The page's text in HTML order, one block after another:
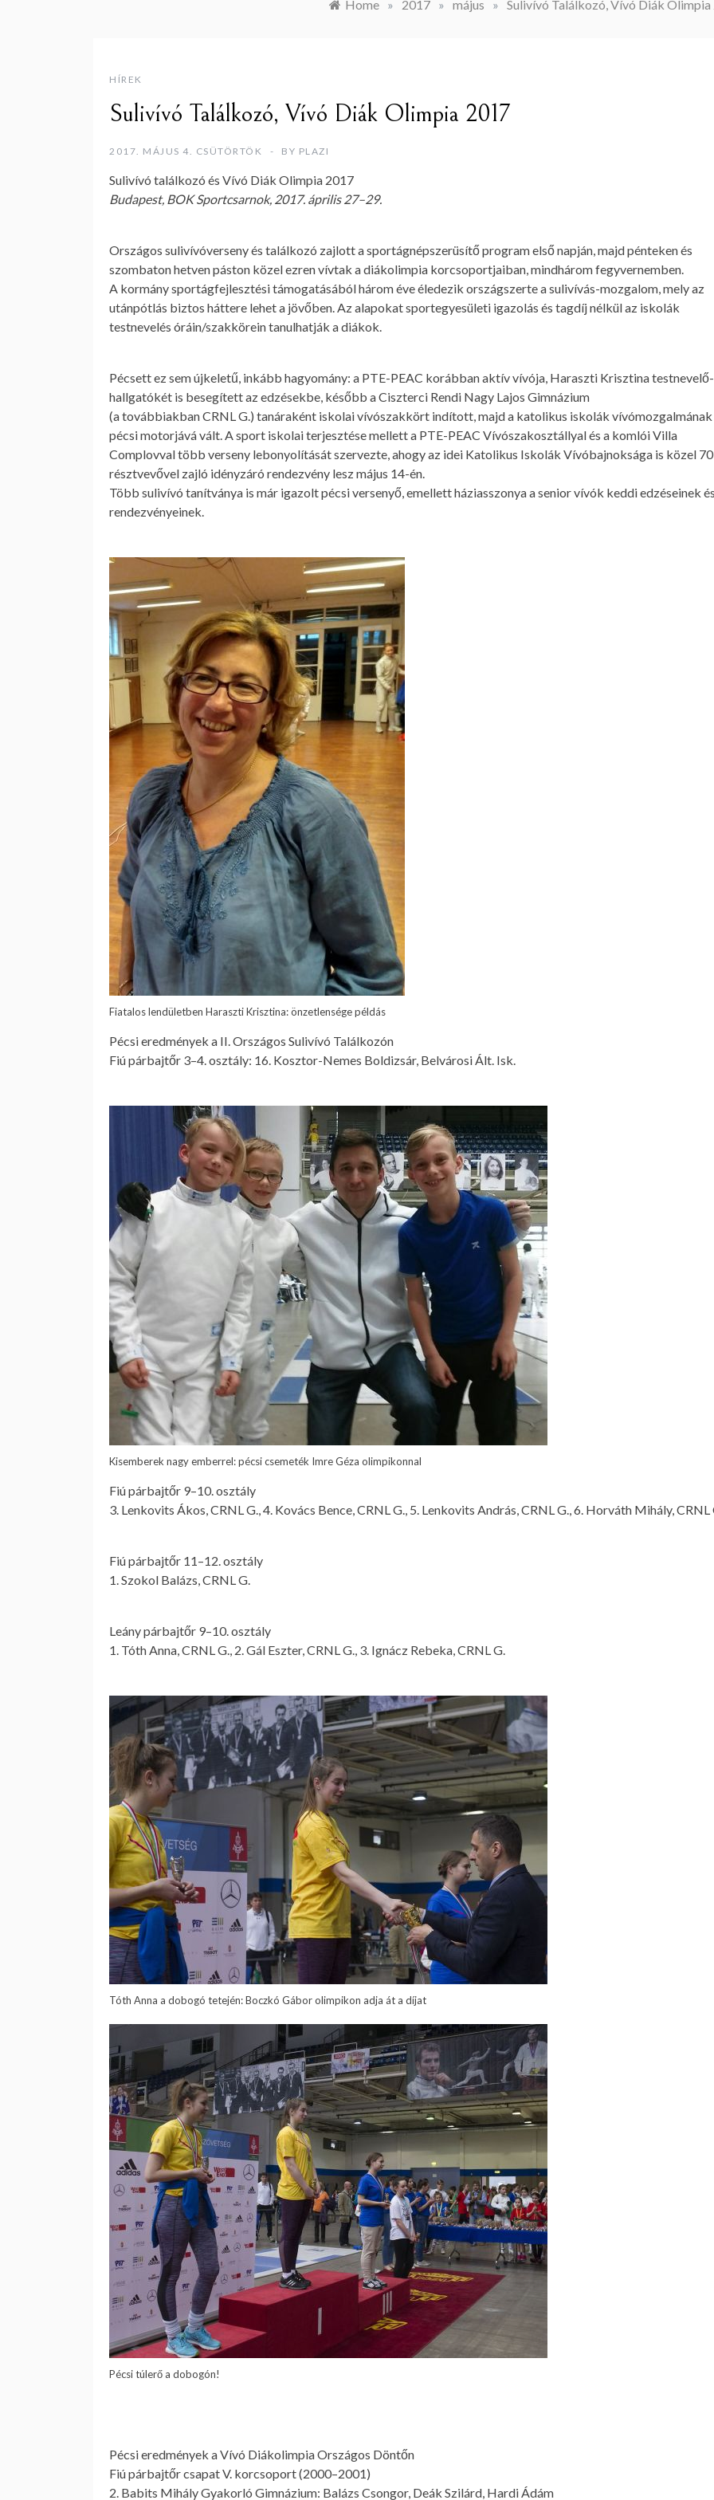
Home » 2017 » május » Sulivívó Találkozó, Vívó Diák Olimpia
HÍREK
Sulivívó Találkozó, Vívó Diák Olimpia 2017
2017. MÁJUS 4. CSÜTÖRTÖK BY PLAZI
Sulivívó találkozó és Vívó Diák Olimpia 2017
Budapest, BOK Sportcsarnok, 2017. április 27–29.
Országos sulivívóverseny és találkozó zajlott a sportágnépszerüsítő program első napján, majd pénteken és
szombaton hetven páston közel ezren vívtak a diákolimpia korcsoportjaiban, mindhárom fegyvernemben.
A kormány sportágfejlesztési támogatásából három éve éledezik országszerte a sulivívás-mozgalom, mely az
utánpótlás biztos háttere lehet a jövőben. Az alapokat sportegyesületi igazolás és tagdíj nélkül az iskolák
testnevelés óráin/szakkörein tanulhatják a diákok.
Pécsett ez sem újkeletű, inkább hagyomány: a PTE-PEAC korábban aktív vívója, Haraszti Krisztina testnevelő-
hallgatókét is besegített az edzésekbe, később a Ciszterci Rendi Nagy Lajos Gimnázium
(a továbbiakban CRNL G.) tanáraként iskolai vívószakkört indított, majd a katolikus iskolák vívómozgalmának
pécsi motorjává vált. A sport iskolai terjesztése mellett a PTE-PEAC Vívószakosztállyal és a komlói Villa
Complovval több verseny lebonyolítását szervezte, ahogy az idei Katolikus Iskolák Vívóbajnoksága is közel 70
résztvevővel zajló idényzáró rendezvény lesz május 14-én.
Több sulivívó tanítványa is már igazolt pécsi versenyő, emellett háziasszonya a senior vívók keddi edzéseinek
rendezvényeinek.
Fiatalos lendületben Haraszti Krisztina: önzetlensége példás
Pécsi eredmények a II. Országos Sulivívó Találkozón
Fiú párbajtőr 3–4. osztály: 16. Kosztor-Nemes Boldizsár, Belvárosi Ált. Isk.
Kisemberek nagy emberrel: pécsi csemeték Imre Géza olimpikonnal
Fiú párbajtőr 9–10. osztály
3. Lenkovits Ákos, CRNL G., 4. Kovács Bence, CRNL G., 5. Lenkovits András, CRNL G., 6. Horváth Mihály, CRNL
Fiú párbajtőr 11–12. osztály
1. Szokol Balázs, CRNL G.
Leány párbajtőr 9–10. osztály
1. Tóth Anna, CRNL G., 2. Gál Eszter, CRNL G., 3. Ignácz Rebeka, CRNL G.
Tóth Anna a dobogó tetején: Boczkó Gábor olimpikon adja át a díjat
Pécsi túlerő a dobogón!
Pécsi eredmények a Vívó Diákolimpia Országos Döntőn
Fiú párbajtőr csapat V. korcsoport (2000–2001)
2. Babits Mihály Gyakorló Gimnázium: Balázs Csongor, Deák Szilárd, Hardi Ádám